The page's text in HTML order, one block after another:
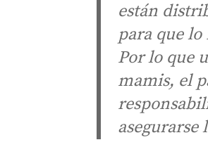
están
para que lo
Por lo que
mamis, el
asegurarse